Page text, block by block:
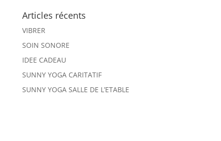
Articles récents
VIBRER
SOIN SONORE
IDEE CADEAU
SUNNY YOGA CARITATIF
SUNNY YOGA SALLE DE L’ETABLE